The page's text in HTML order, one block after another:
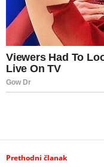
Prethodni članak